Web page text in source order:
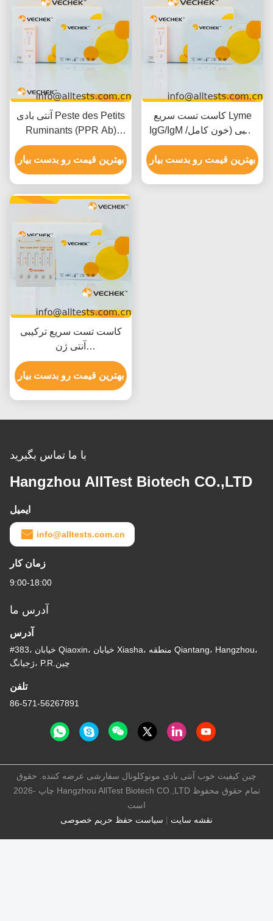
آنتی بادی Peste des Petits
Ruminants (PPR Ab)
کیست آزمایش سریع (کل
خون/سرم/پلاسم)
بهترین قیمت رو بدست بیار
کاست تست سریع Lyme
IgG/IgM اسبی (خون کامل/
سرم/پلاسما)
بهترین قیمت رو بدست بیار
کاست تست سریع ترکیبی
آنتی ژن
روتاویروس+کریپتوسپوریدیا+کروناویروس+E.
Coli K99 +E. Coli O157
(مدفوع)
بهترین قیمت رو بدست بیار
با ما تماس بگیرید
Hangzhou AllTest Biotech CO.,LTD
ایمیل
info@alltests.com.cn
زمان کار
9:00-18:00
آدرس ما
آدرس
#383، خیابان Qiaoxin، خیابان Xiasha، منطقه Qiantang، Hangzhou،
ژجیانگ، P.R.چین
تلفن
86-571-56267891
سیاست حفظ حریم خصوصی | نقشه سایت
چین کیفیت خوب آنتی بادی مونوکلونال سفارشی عرضه کننده. حقوق
چاپ -2026 Hangzhou AllTest Biotech CO.,LTD تمام حقوق محفوظ
است